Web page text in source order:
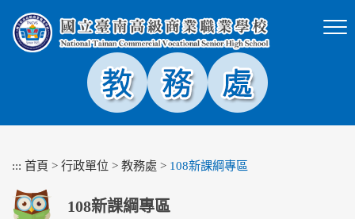
塊
::: 首頁 > 行政單位 > 教務處 > 108新課綱專區
108新課綱專區